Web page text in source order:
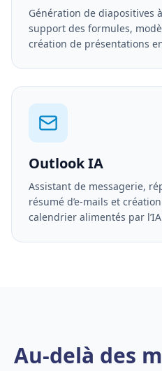
Génération de diapositives
support des formules,
création de présentations
Outlook IA
Assistant de messagerie,
résumé d’e-mails et
calendrier alimentés par
Au-delà des